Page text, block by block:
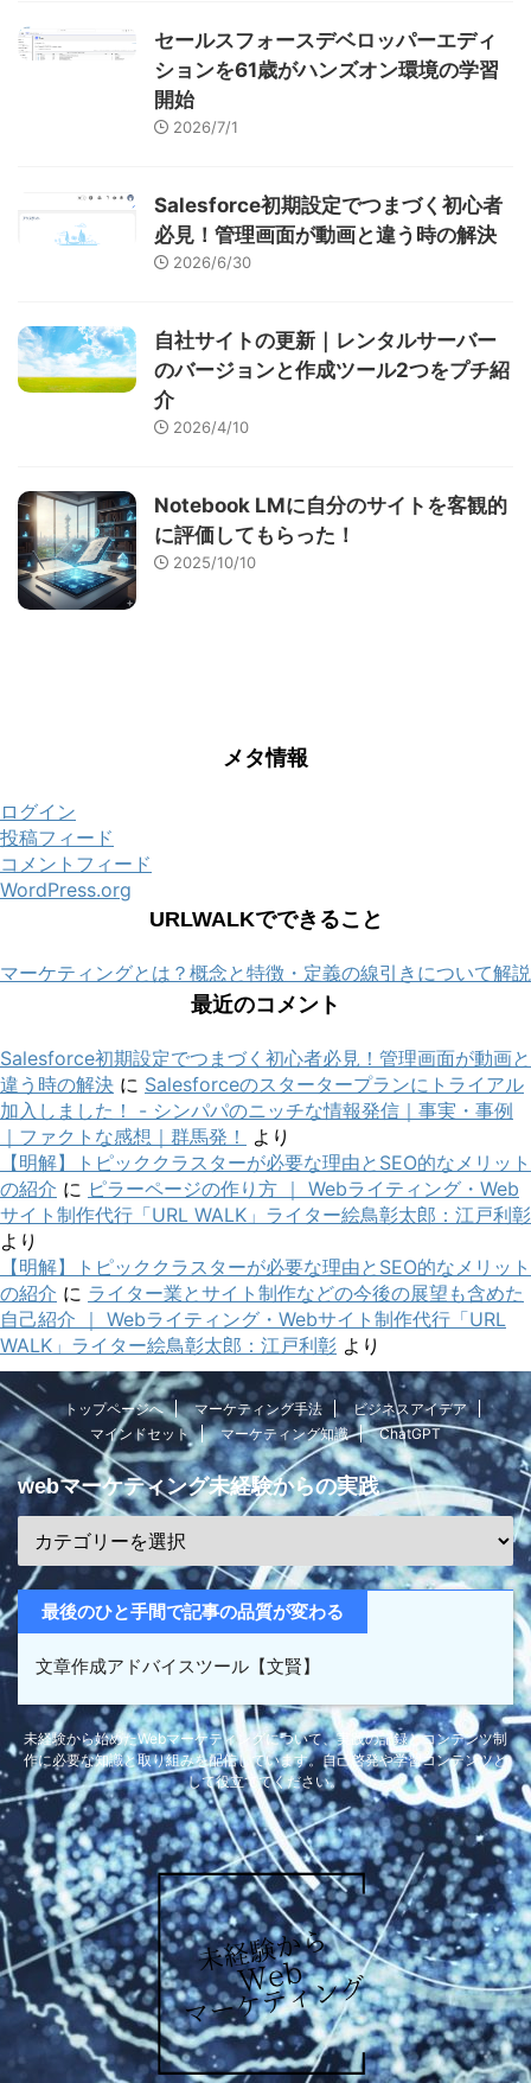
セールスフォースデベロッパーエディ
ションを61歳がハンズオン環境の学習
開始
2026/7/1
Salesforce初期設定でつまづく初心者
必見！管理画面が動画と違う時の解決
2026/6/30
自社サイトの更新｜レンタルサーバー
のバージョンと作成ツール2つをプチ紹
介
2026/4/10
Notebook LMに自分のサイトを客観的
に評価してもらった！
2025/10/10
メタ情報
ログイン
投稿フィード
コメントフィード
WordPress.org
URLWALKでできること
マーケティングとは？概念と特徴・定義の線引きについて解説
最近のコメント
Salesforce初期設定でつまづく初心者必見！管理画面が動画と
違う時の解決 に Salesforceのスタータープランにトライアル
加入しました！ - シンパパのニッチな情報発信｜事実・事例
｜ファクトな感想｜群馬発！
より
【明解】トピッククラスターが必要な理由とSEO的なメリット
の紹介 に ピラーページの作り方 ｜ Webライティング・Web
サイト制作代行「URL WALK」ライター絵鳥彰太郎：江戸利彰
より
【明解】トピッククラスターが必要な理由とSEO的なメリット
の紹介 に ライター業とサイト制作などの今後の展望も含めた
自己紹介 ｜ Webライティング・Webサイト制作代行「URL
WALK」ライター絵鳥彰太郎：江戸利彰 より
トップページへ マーケティング手法
ビジネスアイデア
マインドセット
マーケティング知識 ChatGPT
webマーケティング未経験からの実践
最後のひと手間で記事の品質が変わる
文章作成アドバイスツール【文賢】
未経験から始めたWebマーケティングについて、実践の記録とコンテンツ制
作に必要な知識と取り組みを配信しています。自己啓発や学習コンテンツと
して役立ててください。